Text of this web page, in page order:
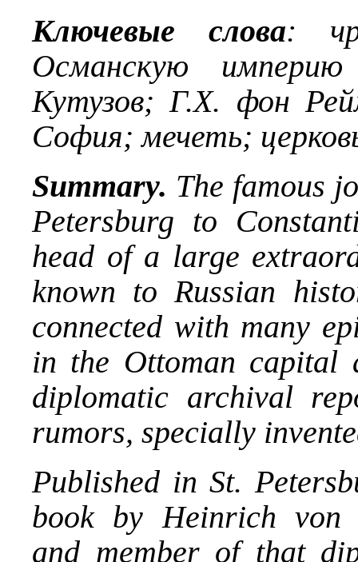
Ключевые слова:
Османскую
Кутузов; Г.Х. фон
София; мечеть;
Summary. The famous
Petersburg to
head of a large
known to Russian
connected with many
in the Ottoman capital
diplomatic archival
rumors, specially
Published in St.
book by Heinrich von
and member of that